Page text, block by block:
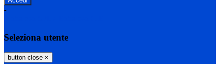
-
Seleziona utente
button close ×